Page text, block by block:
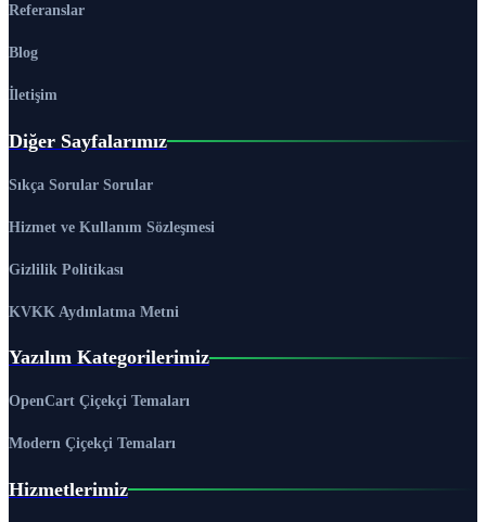
Referanslar
Blog
İletişim
Diğer Sayfalarımız
Sıkça Sorular Sorular
Hizmet ve Kullanım Sözleşmesi
Gizlilik Politikası
KVKK Aydınlatma Metni
Yazılım Kategorilerimiz
OpenCart Çiçekçi Temaları
Modern Çiçekçi Temaları
Hizmetlerimiz